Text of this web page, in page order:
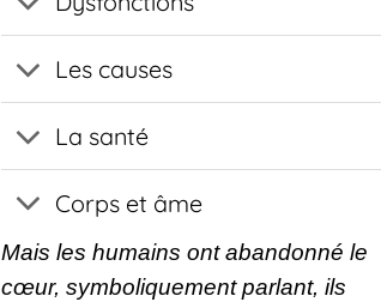
Les causes
La santé
Corps et âme
Mais les humains ont abandonné le
cœur, symboliquement parlant, ils